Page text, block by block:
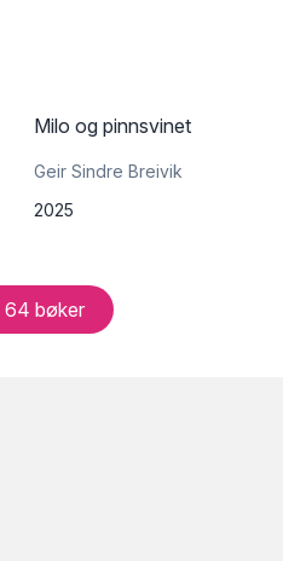
Milo og pinnsvinet
Geir Sindre Breivik
2025
64 bøker